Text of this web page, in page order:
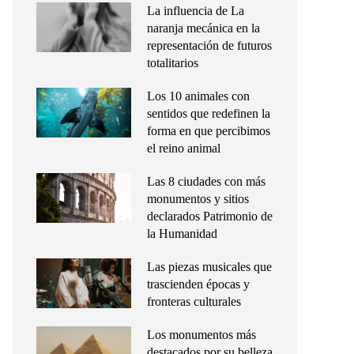
La influencia de La
naranja mecánica en la
representación de futuros
totalitarios
Los 10 animales con
sentidos que redefinen la
forma en que percibimos
el reino animal
Las 8 ciudades con más
monumentos y sitios
declarados Patrimonio de
la Humanidad
Las piezas musicales que
trascienden épocas y
fronteras culturales
Los monumentos más